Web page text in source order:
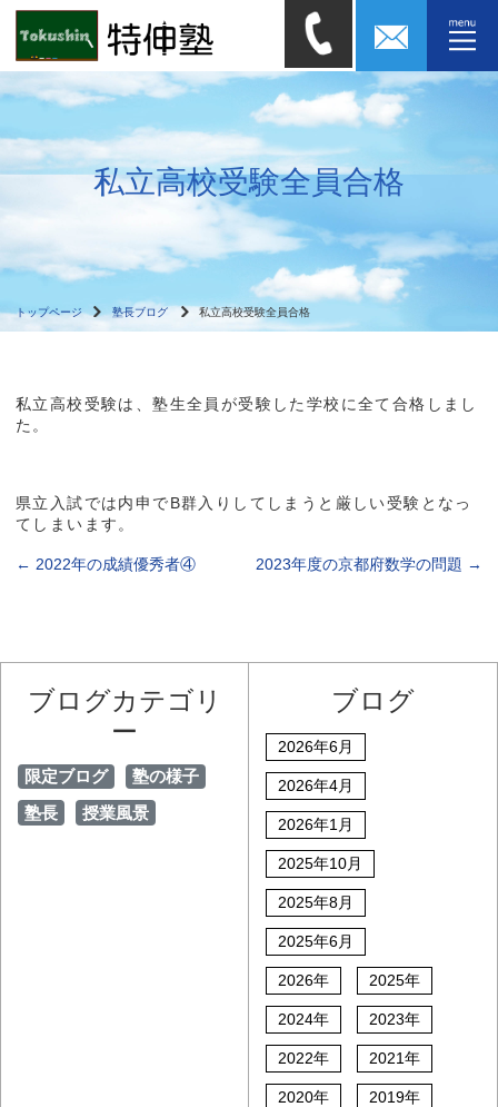
私立高校受験全員合格
トップページ 塾長ブログ 私立高校受験全員合格
私立高校受験は、塾生全員が受験した学校に全て合格しまし
た。
県立入試では内申でB群入りしてしまうと厳しい受験となっ
てしまいます。
← 2022年の成績優秀者④ 2023年度の京都府数学の問題 →
ブログカテゴリ
ー
限定ブログ
塾の様子
塾長
授業風景
ブログ
2026年6月
2026年4月
2026年1月
2025年10月
2025年8月
2025年6月
2026年 2025年
2024年 2023年
2022年 2021年
2020年 2019年